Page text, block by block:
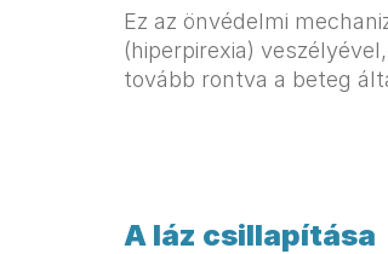
Ez az önvédelmi
(hiperpirexia)
tovább rontva a beteg
A láz csillapítása